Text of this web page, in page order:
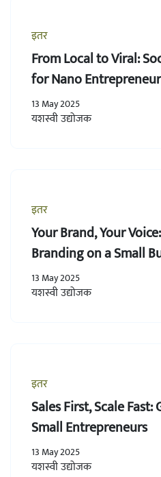
इतर
From Local to Viral:
for Nano
13 May 2025
यशस्वी उद्योजक
इतर
Your Brand, Your
Branding on a Small
13 May 2025
यशस्वी उद्योजक
इतर
Sales First, Scale
Small Entrepreneurs
13 May 2025
यशस्वी उद्योजक